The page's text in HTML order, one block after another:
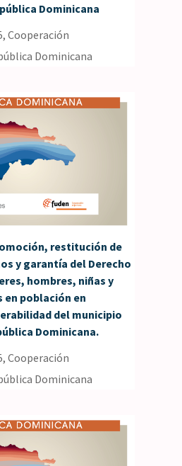
Dominicana
,Cooperación
Dominicana
restitución de
y garantía del Derecho
hombres, niñas y
en población en
del municipio
Dominicana.
,Cooperación
Dominicana